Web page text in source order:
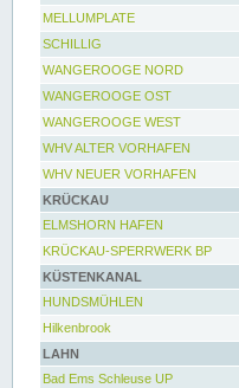
MELLUMPLATE
SCHILLIG
WANGEROOGE NORD
WANGEROOGE OST
WANGEROOGE WEST
WHV ALTER VORHAFEN
WHV NEUER VORHAFEN
KRÜCKAU
ELMSHORN HAFEN
KRÜCKAU-SPERRWERK BP
KÜSTENKANAL
HUNDSMÜHLEN
Hilkenbrook
LAHN
Bad Ems Schleuse UP